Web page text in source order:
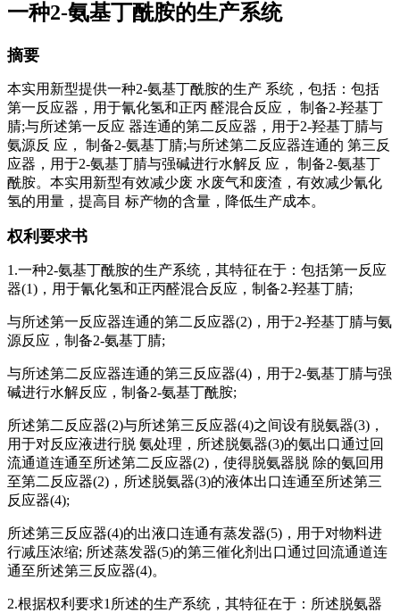
一种2-氨基丁酰胺的生产系统
摘要
本实用新型提供一种2-氨基丁酰胺的生产 系统，包括：包括
第一反应器，用于氰化氢和正丙 醛混合反应， 制备2-羟基丁
腈;与所述第一反应 器连通的第二反应器，用于2-羟基丁腈与
氨源反 应， 制备2-氨基丁腈;与所述第二反应器连通的 第三反
应器，用于2-氨基丁腈与强碱进行水解反 应， 制备2-氨基丁
酰胺。本实用新型有效减少废 水废气和废渣，有效减少氰化
氢的用量，提高目 标产物的含量，降低生产成本。
权利要求书
1.一种2-氨基丁酰胺的生产系统，其特征在于：包括第一反应
器(1)，用于氰化氢和正丙醛混合反应，制备2-羟基丁腈;
与所述第一反应器连通的第二反应器(2)，用于2-羟基丁腈与氨
源反应，制备2-氨基丁腈;
与所述第二反应器连通的第三反应器(4)，用于2-氨基丁腈与强
碱进行水解反应，制备2-氨基丁酰胺;
所述第二反应器(2)与所述第三反应器(4)之间设有脱氨器(3)，
用于对反应液进行脱 氨处理，所述脱氨器(3)的氨出口通过回
流通道连通至所述第二反应器(2)，使得脱氨器脱 除的氨回用
至第二反应器(2)，所述脱氨器(3)的液体出口连通至所述第三
反应器(4);
所述第三反应器(4)的出液口连通有蒸发器(5)，用于对物料进
行减压浓缩; 所述蒸发器(5)的第三催化剂出口通过回流通道连
通至所述第三反应器(4)。
2.根据权利要求1所述的生产系统，其特征在于：所述脱氨器